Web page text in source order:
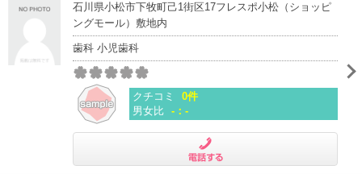
石川県小松市下牧町己1街区17フレスポ小松（ショッピ
ングモール）敷地内
歯科 小児歯科
クチコミ
0件
男女比 -：-